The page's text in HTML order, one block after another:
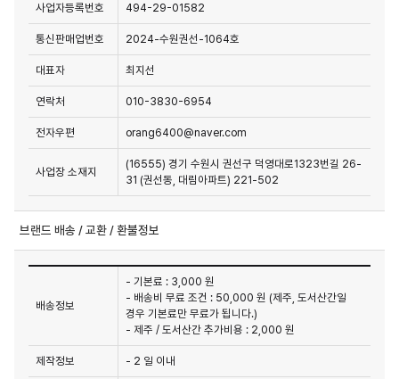
사업자등록번호 494-29-01582
통신판매업번호 2024-수원권선-1064호
대표자 최지선
연락처 010-3830-6954
전자우편 orang6400@naver.com
사업장 소재지
(16555) 경기 수원시 권선구 덕영대로1323번길 26-
31 (권선동, 대림아파트) 221-502
브랜드 배송 / 교환 / 환불정보
배송정보
- 기본료 : 3,000 원
- 배송비 무료 조건 : 50,000 원 (제주, 도서산간일
경우 기본료만 무료가 됩니다.)
- 제주 / 도서산간 추가비용 : 2,000 원
제작정보 - 2 일 이내